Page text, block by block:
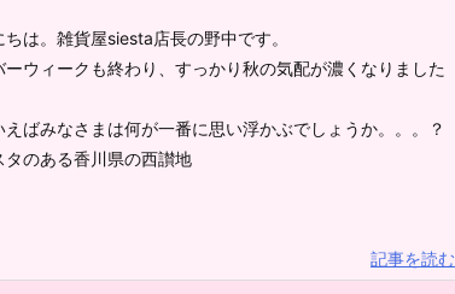
ちは。雑貨屋siesta店長の野中です。
ーウィークも終わり、すっかり秋の気配が濃くなりました
えばみなさまは何が一番に思い浮かぶでしょうか。。。？
タのある香川県の西讃地
記事を読む